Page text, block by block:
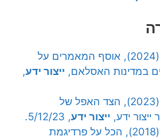
פנחס יחזקאלי (2024), אוסף המאמרים על
במדינות האסלאם, ייצור ידע,
פנחס יחזקאלי (2023), הצד האפל של
ידע, ייצור ידע, 5/12/23.
פנחס יחזקאלי (2018), הכל על פרדיגמת